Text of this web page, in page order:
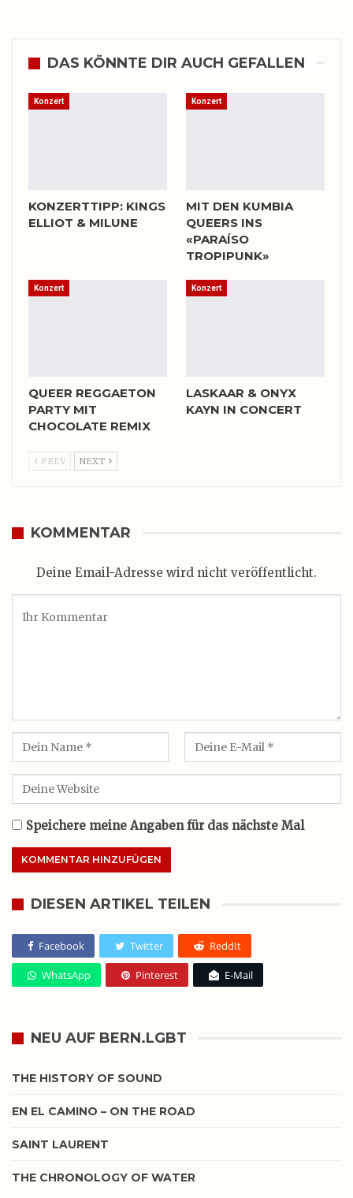
DAS KÖNNTE DIR AUCH GEFALLEN
Konzert
KONZERTTIPP: KINGS
ELLIOT & MILUNE
Konzert
MIT DEN KUMBIA
QUEERS INS
«PARAÍSO
TROPIPUNK»
Konzert
QUEER REGGAETON
PARTY MIT
CHOCOLATE REMIX
Konzert
LASKAAR & ONYX
KAYN IN CONCERT
PREV NEXT
KOMMENTAR
Deine Email-Adresse wird nicht veröffentlicht.
Speichere meine Angaben für das nächste Mal
DIESEN ARTIKEL TEILEN
Facebook Twitter ReddIt
WhatsApp Pinterest E-Mail
NEU AUF BERN.LGBT
THE HISTORY OF SOUND
EN EL CAMINO – ON THE ROAD
SAINT LAURENT
THE CHRONOLOGY OF WATER